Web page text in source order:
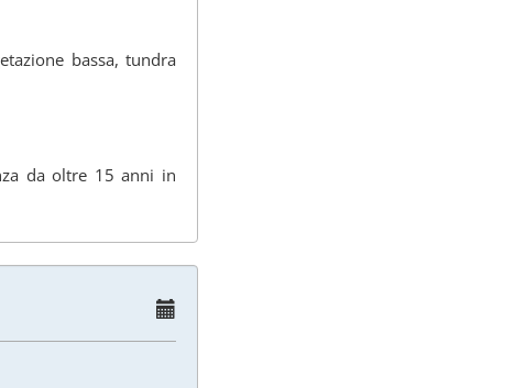
bassa, tundra
da oltre 15 anni in